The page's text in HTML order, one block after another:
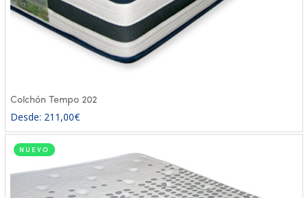
Colchón Tempo 202
Desde: 211,00€
NUEVO